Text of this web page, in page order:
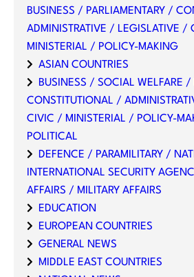
BUSINESS / PARLIAMENTARY /
ADMINISTRATIVE / LEGISLATIVE /
MINISTERIAL / POLICY-MAKING
ASIAN COUNTRIES
BUSINESS / SOCIAL WELFARE /
CONSTITUTIONAL /
CIVIC / MINISTERIAL / POLICY-
POLITICAL
DEFENCE / PARAMILITARY /
INTERNATIONAL SECURITY
AFFAIRS / MILITARY AFFAIRS
EDUCATION
EUROPEAN COUNTRIES
GENERAL NEWS
MIDDLE EAST COUNTRIES